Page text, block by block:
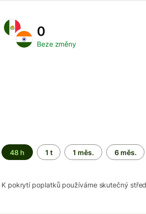
0
Beze změny
Časové
období
48 h 1 t 1 měs. 6 měs.
K pokrytí poplatků používáme skutečný